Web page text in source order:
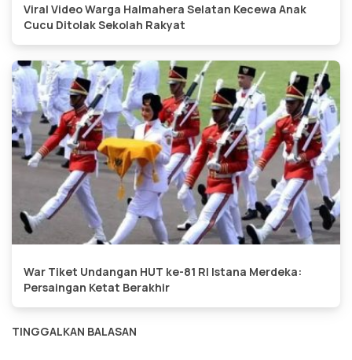
Viral Video Warga Halmahera Selatan Kecewa Anak
Cucu Ditolak Sekolah Rakyat
War Tiket Undangan HUT ke-81 RI Istana Merdeka:
Persaingan Ketat Berakhir
TINGGALKAN BALASAN